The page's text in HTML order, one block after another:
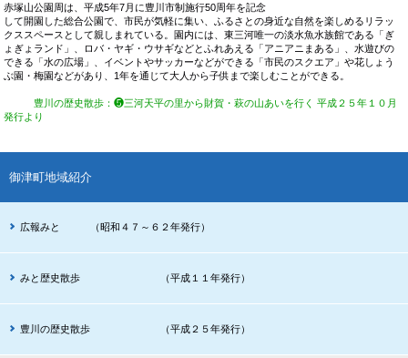
赤塚山公園周は、平成5年7月に豊川市制施行50周年を記念
して開園した総合公園で、市民が気軽に集い、ふるさとの身近な自然を楽しめるリラッ
クススペースとして親しまれている。園内には、東三河唯一の淡水魚水族館である「ぎ
ょぎょランド」、ロバ・ヤギ・ウサギなどとふれあえる「アニアニまある」、水遊びの
できる「水の広場」、イベントやサッカーなどができる「市民のスクエア」や花しょう
ぶ園・梅園などがあり、1年を通じて大人から子供まで楽しむことができる。
豊川の歴史散歩 ：❺三河天平の里から財賀・萩の山あいを行く 平成２５年１０月
発行より
御津町地域紹介
広報みと （昭和４７～６２年発行）
みと歴史散歩 （平成１１年発行）
豊川の歴史散歩 （平成２５年発行）